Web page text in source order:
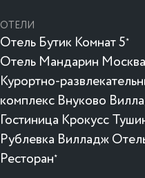
ОТЕЛИ
Отель Бутик Комнат 5★
Отель Мандарин
Курортно-
комплекс Внуково
Гостиница Крокусc
Рублевка Вилладж
Ресторан★